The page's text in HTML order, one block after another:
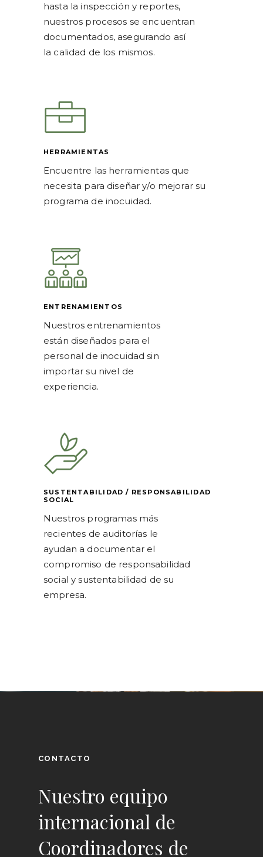
hasta la inspección y reportes,
nuestros procesos se encuentran
documentados, asegurando así
la calidad de los mismos.
HERRAMIENTAS
Encuentre las herramientas que
necesita para diseñar y/o mejorar su
programa de inocuidad.
ENTRENAMIENTOS
Nuestros entrenamientos
están diseñados para el
personal de inocuidad sin
importar su nivel de
experiencia.
SUSTENTABILIDAD / RESPONSABILIDAD
SOCIAL
Nuestros programas más
recientes de auditorías le
ayudan a documentar el
compromiso de responsabilidad
social y sustentabilidad de su
empresa.
CONTACTO
Nuestro equipo
internacional de
Coordinadores de